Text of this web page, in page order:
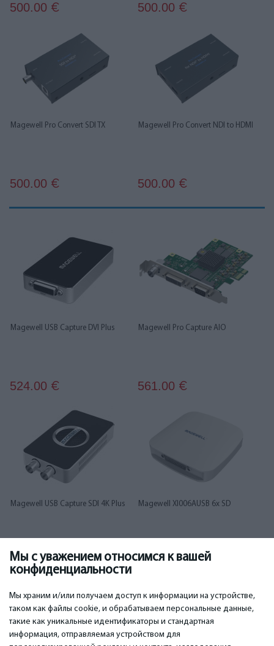
Мы с уважением относимся к вашей
конфиденциальности
Мы храним и/или получаем доступ к информации на устройстве,
таком как файлы cookie, и обрабатываем персональные данные,
такие как уникальные идентификаторы и стандартная
информация, отправляемая устройством для
500.00 € 500.00 €
Magewell Pro Convert SDI TX
500.00 €
Magewell Pro Convert NDI to HDMI
500.00 €
Magewell USB Capture DVI Plus
524.00 €
Magewell Pro Capture AIO
561.00 €
Magewell USB Capture SDI 4K Plus
573.00€
Magewell XI006AUSB 6x SD
585.00€
1 2 3